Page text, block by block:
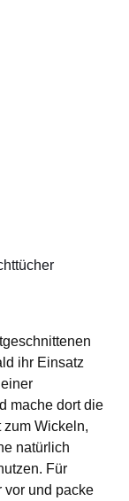
ihr Einsatz
mache dort die
zum Wickeln,
natürlich
Für
vor und packe